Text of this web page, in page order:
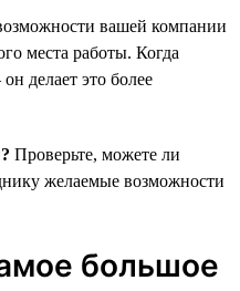
вашей компании
места работы. Когда
делает это более
Проверьте, можете ли
желаемые возможности
большое